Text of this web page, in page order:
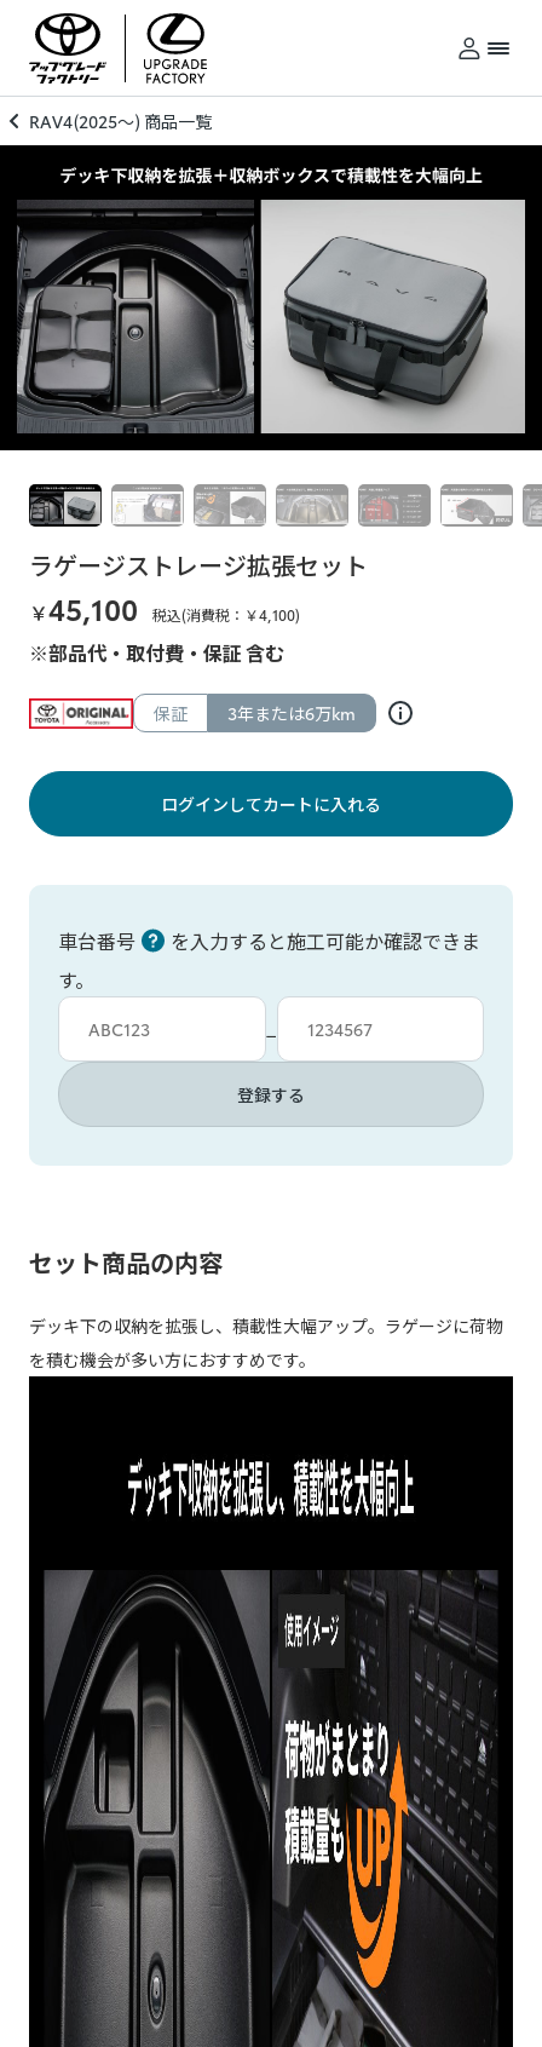
RAV4(2025～) 商品一覧
ラゲージストレージ拡張セット
￥45,100 税込(消費税：￥4,100)
※部品代・取付費・保証 含む
保証 3年または6万km
ログインしてカートに入れる
車台番号
を入力すると施工可能か確認できま
す。
車台カタシキ入力
−
車台番号入力
登録する
セット商品の内容
デッキ下の収納を拡張し、積載性大幅アップ。ラゲージに荷物
を積む機会が多い方におすすめです。